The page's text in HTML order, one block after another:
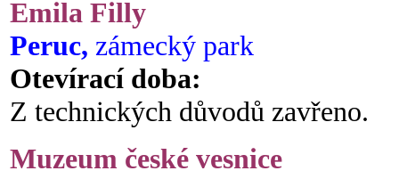
Emila Filly
Peruc, zámecký park
Otevírací doba:
Z technických důvodů zavřeno.
Muzeum české vesnice